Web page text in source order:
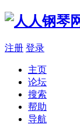
注册 登录
主页
论坛
搜索
帮助
导航